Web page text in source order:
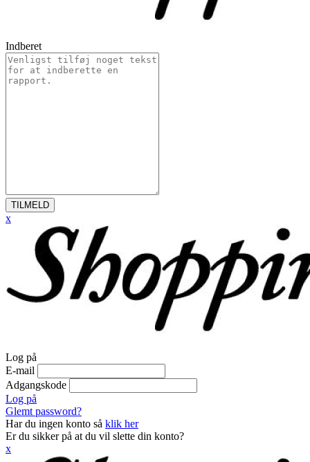
Indberet
TILMELD
x
Log på
E-mail
Adgangskode
Log på
Glemt password?
Har du ingen konto så klik her
Er du sikker på at du vil slette din konto?
x